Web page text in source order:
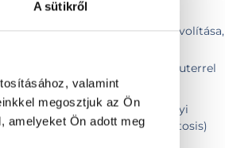
A sütikről
valamint
megosztjuk az Ön
amelyeket Ön adott meg
fibromák elektrocauteres eltávolítása,
shave technikával / kauterrel
eltávolítása
bőrelváltozás eltávolítása helyi
(fibroma, angioma, keratosis)